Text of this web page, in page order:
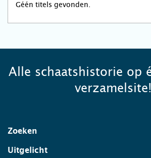
Géén titels gevonden.
Alle schaatshistorie op
verzamelsite!
Zoeken
Uitgelicht